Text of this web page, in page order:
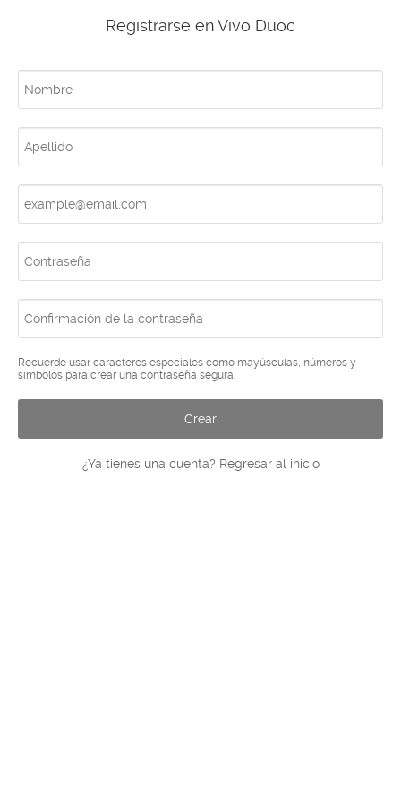
Registrarse en Vivo Duoc
Recuerde usar caracteres especiales como mayúsculas, números y
símbolos para crear una contraseña segura.
¿Ya tienes una cuenta? Regresar al inicio